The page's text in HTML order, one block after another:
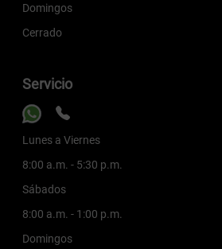
Domingos
Cerrado
Servicio
Lunes a Viernes
8:00 a.m. - 5:30 p.m.
Sábados
8:00 a.m. - 1:00 p.m.
Domingos